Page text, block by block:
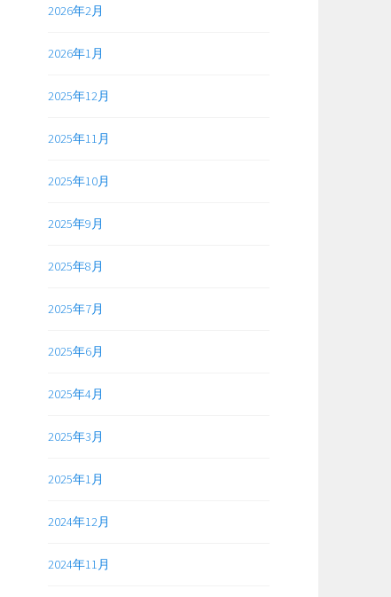
2026年2月
2026年1月
2025年12月
2025年11月
2025年10月
2025年9月
2025年8月
2025年7月
2025年6月
2025年4月
2025年3月
2025年1月
2024年12月
2024年11月